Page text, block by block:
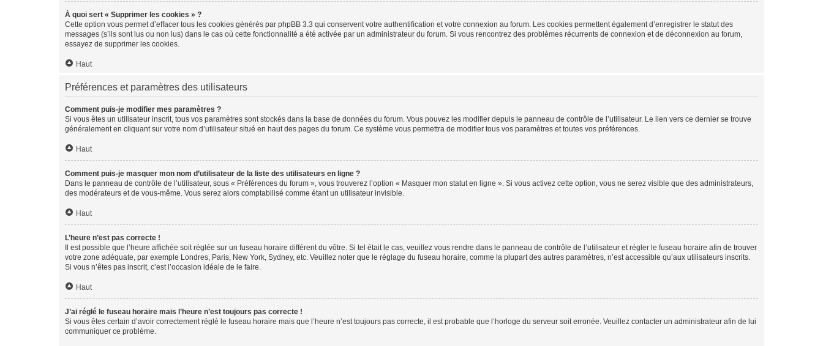
À quoi sert « Supprimer les cookies » ?
Cette option vous permet d’effacer tous les cookies générés par phpBB 3.3 qui conservent votre authentification et votre connexion au forum. Les cookies permettent également d’enregistrer le statut des
messages (s’ils sont lus ou non lus) dans le cas où cette fonctionnalité a été activée par un administrateur du forum. Si vous rencontrez des problèmes récurrents de connexion et de déconnexion au forum,
essayez de supprimer les cookies.
Haut
Préférences et paramètres des utilisateurs
Comment puis-je modifier mes paramètres ?
Si vous êtes un utilisateur inscrit, tous vos paramètres sont stockés dans la base de données du forum. Vous pouvez les modifier depuis le panneau de contrôle de l’utilisateur. Le lien vers ce dernier se trouve
généralement en cliquant sur votre nom d’utilisateur situé en haut des pages du forum. Ce système vous permettra de modifier tous vos paramètres et toutes vos préférences.
Haut
Comment puis-je masquer mon nom d’utilisateur de la liste des utilisateurs en ligne ?
Dans le panneau de contrôle de l’utilisateur, sous « Préférences du forum », vous trouverez l’option « Masquer mon statut en ligne ». Si vous activez cette option, vous ne serez visible que des administrateurs,
des modérateurs et de vous-même. Vous serez alors comptabilisé comme étant un utilisateur invisible.
Haut
L’heure n’est pas correcte !
Il est possible que l’heure affichée soit réglée sur un fuseau horaire différent du vôtre. Si tel était le cas, veuillez vous rendre dans le panneau de contrôle de l’utilisateur et régler le fuseau horaire afin de trouver
votre zone adéquate, par exemple Londres, Paris, New York, Sydney, etc. Veuillez noter que le réglage du fuseau horaire, comme la plupart des autres paramètres, n’est accessible qu’aux utilisateurs inscrits.
Si vous n’êtes pas inscrit, c’est l’occasion idéale de le faire.
Haut
J’ai réglé le fuseau horaire mais l’heure n’est toujours pas correcte !
Si vous êtes certain d’avoir correctement réglé le fuseau horaire mais que l’heure n’est toujours pas correcte, il est probable que l’horloge du serveur soit erronée. Veuillez contacter un administrateur afin de lui
communiquer ce problème.